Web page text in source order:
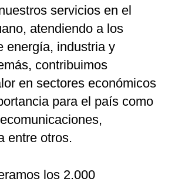
servicios en el
atendiendo a los
energía, industria y
contribuimos
en sectores económicos
para el país como
entre otros.
los 2.000